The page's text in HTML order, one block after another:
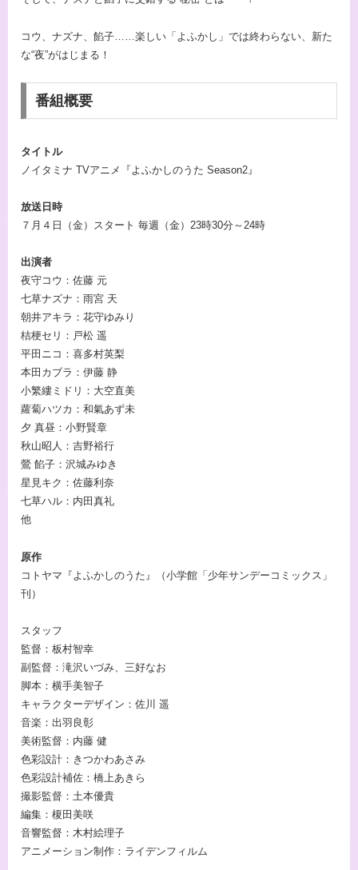
コウ、ナズナ、餡子……楽しい「よふかし」では終わらない、新た
な“夜”がはじまる！
番組概要
タイトル
ノイタミナ TVアニメ『よふかしのうた Season2』
放送日時
７月４日（金）スタート 毎週（金）23時30分～24時
出演者
夜守コウ：佐藤 元
七草ナズナ：雨宮 天
朝井アキラ：花守ゆみり
桔梗セリ：戸松 遥
平田ニコ：喜多村英梨
本田カブラ：伊藤 静
小繁縷ミドリ：大空直美
蘿蔔ハツカ：和氣あず未
夕 真昼：小野賢章
秋山昭人：吉野裕行
鶯 餡子：沢城みゆき
星見キク：佐藤利奈
七草ハル：内田真礼
他
原作
コトヤマ『よふかしのうた』（小学館「少年サンデーコミックス」
刊）
スタッフ
監督：板村智幸
副監督：滝沢いづみ、三好なお
脚本：横手美智子
キャラクターデザイン：佐川 遥
音楽：出羽良彰
美術監督：内藤 健
色彩設計：きつかわあさみ
色彩設計補佐：橋上あきら
撮影監督：土本優貴
編集：榎田美咲
音響監督：木村絵理子
アニメーション制作：ライデンフィルム